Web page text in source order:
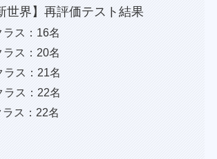
世界】再評価テスト結果
ラス：16名
ラス：20名
ラス：21名
ラス：22名
ラス：22名